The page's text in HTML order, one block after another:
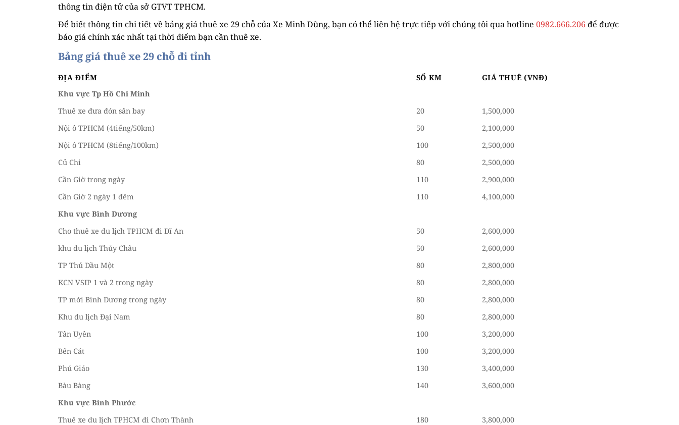
thông tin điện tử của sở GTVT TPHCM.
Để biết thông tin chi tiết về bảng giá thuê xe 29 chỗ của Xe Minh Dũng, bạn có thể liên hệ trực tiếp với chúng tôi qua hotline 0982.666.206 để được
báo giá chính xác nhất tại thời điểm bạn cần thuê xe.
Bảng giá thuê xe 29 chỗ đi tỉnh
ĐỊA ĐIỂM SỐ KM
GIÁ THUÊ (VNĐ)
Khu vực Tp Hồ Chi Minh
Thuê xe đưa đón sân bay
20
1,500,000
Nội ô TPHCM (4tiếng/50km)
50
2,100,000
Nội ô TPHCM (8tiếng/100km)
100
2,500,000
Củ Chi
80
2,500,000
Cần Giờ trong ngày
110
2,900,000
Cần Giờ 2 ngày 1 đêm
110
4,100,000
Khu vực Bình Dương
Cho thuê xe du lịch TPHCM đi Dĩ An
50
2,600,000
khu du lịch Thủy Châu
50
2,600,000
TP Thủ Dầu Một
80
2,800,000
KCN VSIP 1 và 2 trong ngày
80
2,800,000
TP mới Bình Dương trong ngày
80
2,800,000
Khu du lịch Đại Nam
80
2,800,000
Tân Uyên
100
3,200,000
Bến Cát
100
3,200,000
Phú Giáo
130
3,400,000
Bàu Bàng
140
3,600,000
Khu vực Bình Phước
Thuê xe du lịch TPHCM đi Chơn Thành
180
3,800,000